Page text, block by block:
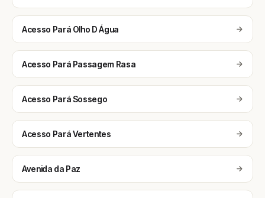
Acesso Pará Olho D Água
Acesso Pará Passagem Rasa
Acesso Pará Sossego
Acesso Pará Vertentes
Avenida da Paz